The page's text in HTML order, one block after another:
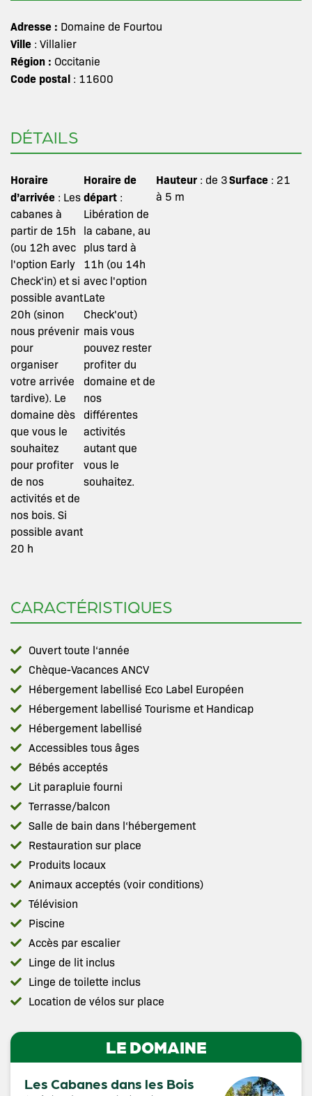
Adresse : Domaine de Fourtou
Ville : Villalier
Région : Occitanie
Code postal : 11600
DÉTAILS
Horaire
d’arrivée : Les
cabanes à
partir de 15h
(ou 12h avec
l'option Early
Check'in) et si
possible avant
20h (sinon
nous prévenir
pour
organiser
votre arrivée
tardive). Le
domaine dès
que vous le
souhaitez
pour profiter
de nos
activités et de
nos bois. Si
possible avant
20 h
Horaire de
départ:
Libération de
la cabane, au
plus tard à
11h (ou 14h
avec l'option
Late
Check'out)
mais vous
pouvez rester
profiter du
domaine et de
nos
différentes
activités
autant que
vous le
souhaitez.
Hauteur : de 3
à 5 m
Surface: 21
CARACTÉRISTIQUES
Ouvert toute l‘année
Chèque-Vacances ANCV
Hébergement labellisé Eco Label Européen
Hébergement labellisé Tourisme et Handicap
Hébergement labellisé
Accessibles tous âges
Bébés acceptés
Lit parapluie fourni
Terrasse/balcon
Salle de bain dans l‘hébergement
Restauration sur place
Produits locaux
Animaux acceptés (voir conditions)
Télévision
Piscine
Accès par escalier
Linge de lit inclus
Linge de toilette inclus
Location de vélos sur place
LE DOMAINE
Les Cabanes dans les Bois